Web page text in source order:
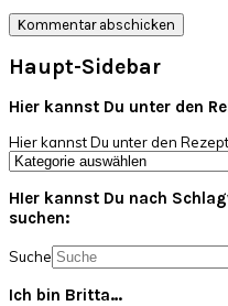
Haupt-Sidebar
Hier kannst Du unter den
Hier kannst Du unter den
HIer kannst Du nach
suchen:
Suche
Ich bin Britta…